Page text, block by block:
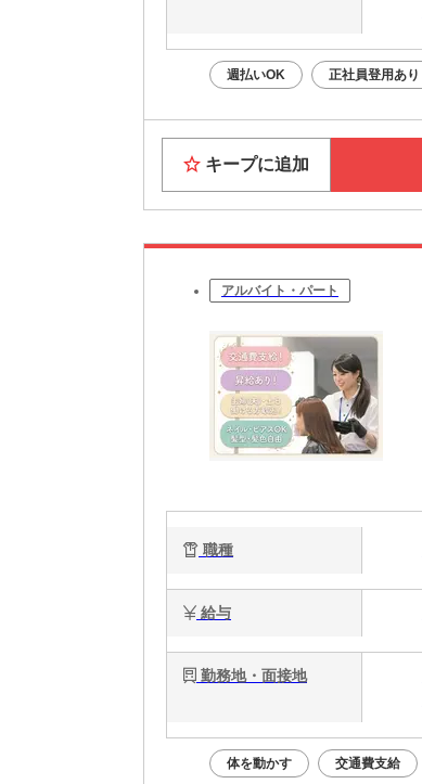
週払いOK 正社員登用あり
キープに追加
アルバイト・パート
職種
給与
勤務地・面接地
体を動かす 交通費支給